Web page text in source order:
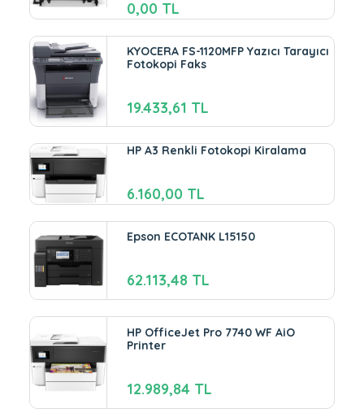
0,00 TL
KYOCERA FS-1120MFP Yazıcı Tarayıcı
Fotokopi Faks
19.433,61 TL
HP A3 Renkli Fotokopi Kiralama
6.160,00 TL
Epson ECOTANK L15150
62.113,48 TL
HP OfficeJet Pro 7740 WF AiO
Printer
12.989,84 TL